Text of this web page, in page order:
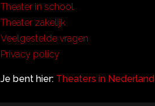
Theater in school
Theater zakelijk
Veelgestelde vragen
Privacy policy
Je bent hier: Theaters in Nederland